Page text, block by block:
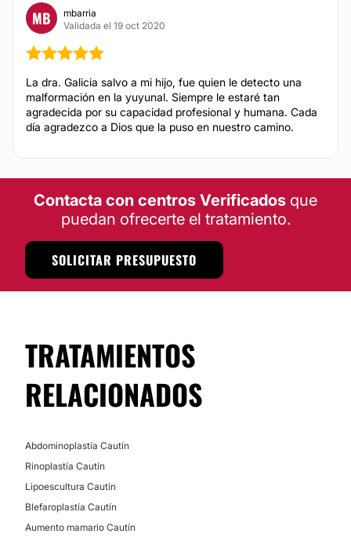
MB
mbarria
Validada el 19 oct 2020
La dra. Galicia salvo a mi hijo, fue quien le detecto una
malformación en la yuyunal. Siempre le estaré tan
agradecida por su capacidad profesional y humana. Cada
día agradezco a Dios que la puso en nuestro camino.
Contacta con centros Verificados que
puedan ofrecerte el tratamiento.
SOLICITAR PRESUPUESTO
TRATAMIENTOS
RELACIONADOS
Abdominoplastía Cautín
Rinoplastía Cautín
Lipoescultura Cautín
Blefaroplastía Cautín
Aumento mamario Cautín